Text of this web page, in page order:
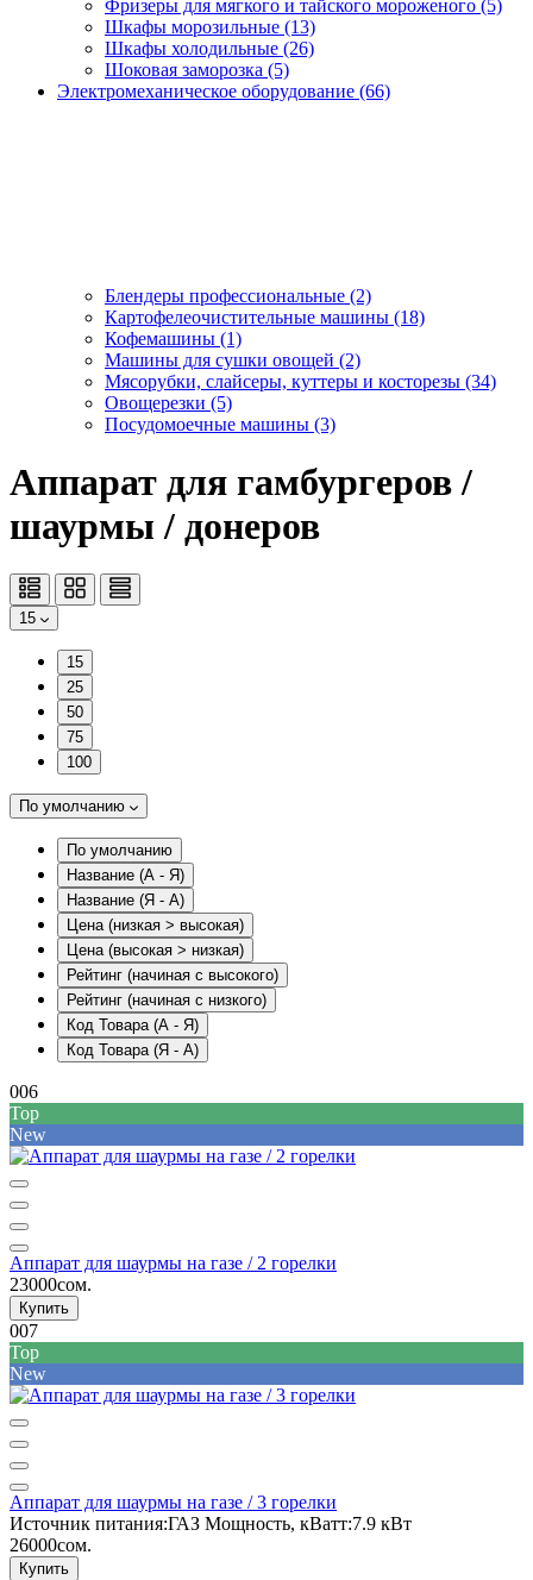
Фризеры для мягкого и тайского мороженого (5)
Шкафы морозильные (13)
Шкафы холодильные (26)
Шоковая заморозка (5)
Электромеханическое оборудование (66)
Блендеры профессиональные (2)
Картофелеочистительные машины (18)
Кофемашины (1)
Машины для сушки овощей (2)
Мясорубки, слайсеры, куттеры и косторезы (34)
Овощерезки (5)
Посудомоечные машины (3)
Аппарат для гамбургеров /
шаурмы / донеров
15
15
25
50
75
100
По умолчанию
По умолчанию
Название (А - Я)
Название (Я - А)
Цена (низкая > высокая)
Цена (высокая > низкая)
Рейтинг (начиная с высокого)
Рейтинг (начиная с низкого)
Код Товара (А - Я)
Код Товара (Я - А)
006
Top
New
Аппарат для шаурмы на газе / 2 горелки
23000сом.
Купить
007
Top
New
Аппарат для шаурмы на газе / 3 горелки
Источник питания:ГАЗ Мощность, кВатт:7.9 кВт
26000сом.
Купить